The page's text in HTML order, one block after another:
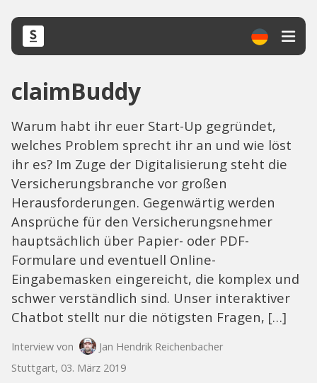
claimBuddy
Warum habt ihr euer Start-Up gegründet,
welches Problem sprecht ihr an und wie löst
ihr es? Im Zuge der Digitalisierung steht die
Versicherungsbranche vor großen
Herausforderungen. Gegenwärtig werden
Ansprüche für den Versicherungsnehmer
hauptsächlich über Papier- oder PDF-
Formulare und eventuell Online-
Eingabemasken eingereicht, die komplex und
schwer verständlich sind. Unser interaktiver
Chatbot stellt nur die nötigsten Fragen, […]
Interview von
Jan Hendrik Reichenbacher
Stuttgart, 03. März 2019